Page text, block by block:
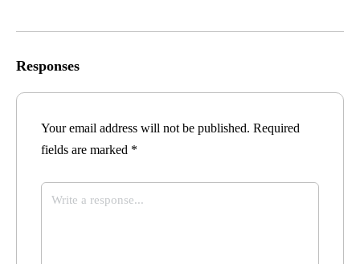
Responses
Your email address will not be published. Required
fields are marked *